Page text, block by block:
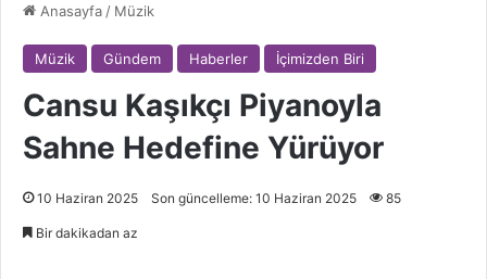
Anasayfa / Müzik
Müzik Gündem Haberler İçimizden Biri
Cansu Kaşıkçı Piyanoyla
Sahne Hedefine Yürüyor
10 Haziran 2025 Son güncelleme: 10 Haziran 2025 85
Bir dakikadan az